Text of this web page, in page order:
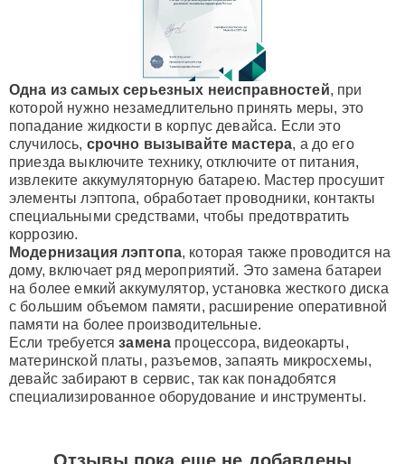
Одна из самых серьезных неисправностей, при
которой нужно незамедлительно принять меры, это
попадание жидкости в корпус девайса. Если это
случилось, срочно вызывайте мастера, а до его
приезда выключите технику, отключите от питания,
извлеките аккумуляторную батарею. Мастер просушит
элементы лэптопа, обработает проводники, контакты
специальными средствами, чтобы предотвратить
коррозию.
Модернизация лэптопа, которая также проводится на
дому, включает ряд мероприятий. Это замена батареи
на более емкий аккумулятор, установка жесткого диска
с большим объемом памяти, расширение оперативной
памяти на более производительные.
Если требуетсязамена процессора, видеокарты,
материнской платы, разъемов, запаять микросхемы,
девайс забирают в сервис, так как понадобятся
специализированное оборудование и инструменты.